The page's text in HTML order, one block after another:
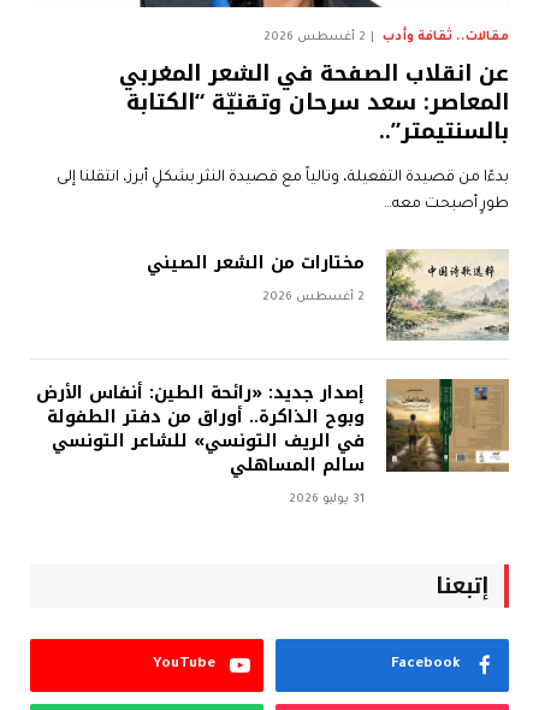
مقالات.. ثقافة وأدب 2 أغسطس 2026
عن انقلاب الصفحة في الشعر المغربي
المعاصر: سعد سرحان وتقنيّة “الكتابة
بالسنتيمتر”..
بدءًا من قصيدة التفعيلة، وتالياً مع قصيدة النثر بشكلٍ أبرز، انتقلنا إلى
طورٍ أصبحت معه…
مختارات من الشعر الصيني
2 أغسطس 2026
إصدار جديد: «رائحة الطين: أنفاس الأرض
وبوح الذاكرة.. أوراق من دفتر الطفولة
في الريف التونسي» للشاعر التونسي
سالم المساهلي
31 يوليو 2026
إتبعنا
Facebook
YouTube